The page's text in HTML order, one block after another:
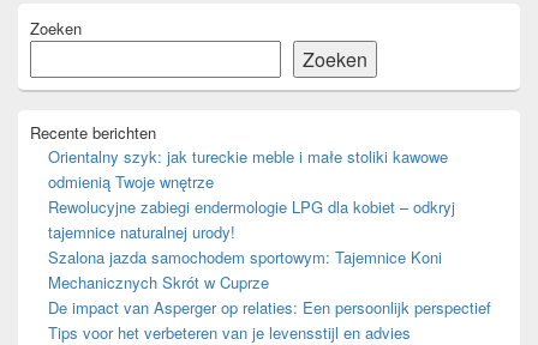
zijbalk
gebied
Zoeken
Zoeken
Recente berichten
Orientalny szyk: jak tureckie meble i małe stoliki kawowe
odmienią Twoje wnętrze
Rewolucyjne zabiegi endermologie LPG dla kobiet – odkryj
tajemnice naturalnej urody!
Szalona jazda samochodem sportowym: Tajemnice Koni
Mechanicznych Skrót w Cuprze
De impact van Asperger op relaties: Een persoonlijk perspectief
Tips voor het verbeteren van je levensstijl en advies